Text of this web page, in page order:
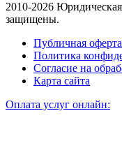
2010-2026
защищены.
Публичная оферта
Политика
Согласие на
Карта сайта
Оплата услуг онлайн: